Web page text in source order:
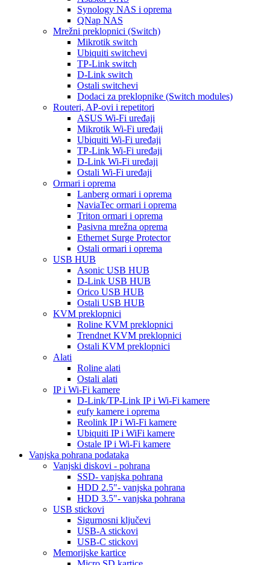
Synology NAS i oprema
QNap NAS
Mrežni preklopnici (Switch)
Mikrotik switch
Ubiquiti switchevi
TP-Link switch
D-Link switch
Ostali switchevi
Dodaci za preklopnike (Switch modules)
Routeri, AP-ovi i repetitori
ASUS Wi-Fi uređaji
Mikrotik Wi-Fi uređaji
Ubiquiti Wi-Fi uređaji
TP-Link Wi-Fi uređaji
D-Link Wi-Fi uređaji
Ostali Wi-Fi uređaji
Ormari i oprema
Lanberg ormari i oprema
NaviaTec ormari i oprema
Triton ormari i oprema
Pasivna mrežna oprema
Ethernet Surge Protector
Ostali ormari i oprema
USB HUB
Asonic USB HUB
D-Link USB HUB
Orico USB HUB
Ostali USB HUB
KVM preklopnici
Roline KVM preklopnici
Trendnet KVM preklopnici
Ostali KVM preklopnici
Alati
Roline alati
Ostali alati
IP i Wi-Fi kamere
D-Link/TP-Link IP i Wi-Fi kamere
eufy kamere i oprema
Reolink IP i Wi-Fi kamere
Ubiquiti IP i WiFi kamere
Ostale IP i Wi-Fi kamere
Vanjska pohrana podataka
Vanjski diskovi - pohrana
SSD- vanjska pohrana
HDD 2.5"- vanjska pohrana
HDD 3.5"- vanjska pohrana
USB stickovi
Sigurnosni ključevi
USB-A stickovi
USB-C stickovi
Memorijske kartice